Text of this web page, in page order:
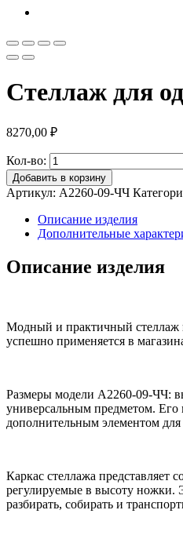
Стеллаж для
8270,00 ₽
Кол-во:
Добавить в корзину
Артикул: A2260-09-ЧЧ
Описание изделия
Дополнительные
Описание изделия
Модный и практичный стеллаж
успешно применяется в
Размеры модели A2260-09-ЧЧ:
универсальным предметом. Его
дополнительным элементом
Каркас стеллажа
регулируемые в высоту ножки.
разбирать, собирать и